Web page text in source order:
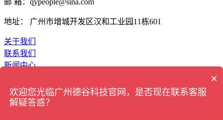
邮 箱：qypeople@sina.com
地址： 广州市增城开发区汉和工业园11栋601
关于我们
联系我们
新闻中心
copyright 2017-2019 all right reserved 广州德谷科技官网
×
欢迎您光临广州德谷科技官网，是否现在联系客服
解疑答惑？